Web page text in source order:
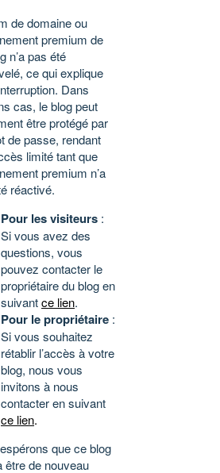
de domaine ou
premium de
n’a pas été
ce qui explique
Dans
cas, le blog peut
être protégé par
de passe, rendant
limité tant que
premium n’a
réactivé.
Pour les visiteurs :
Si vous avez des
questions, vous
pouvez contacter le
propriétaire du blog en
suivantce lien.
Pour le propriétaire :
Si vous souhaitez
rétablir l’accès à votre
blog, nous vous
invitons à nous
contacter en suivant
ce lien.
que ce blog
être de nouveau